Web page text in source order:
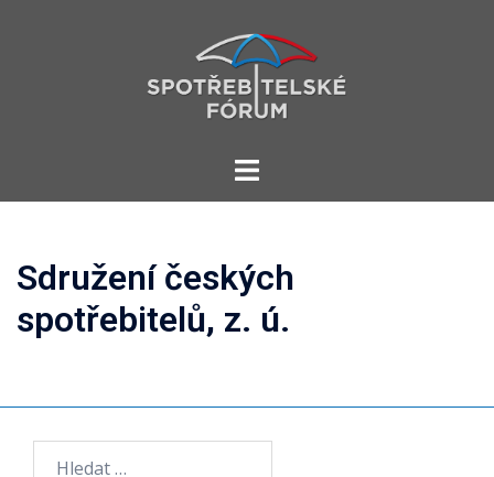
Toggle
Sdružení českých
spotřebitelů, z. ú.